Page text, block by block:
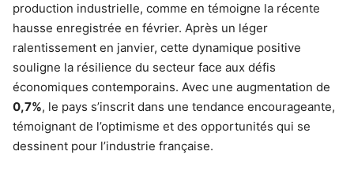
production industrielle, comme en témoigne la récente
hausse enregistrée en février. Après un léger
ralentissement en janvier, cette dynamique positive
souligne la résilience du secteur face aux défis
économiques contemporains. Avec une augmentation de
0,7%, le pays s’inscrit dans une tendance encourageante,
témoignant de l’optimisme et des opportunités qui se
dessinent pour l’industrie française.